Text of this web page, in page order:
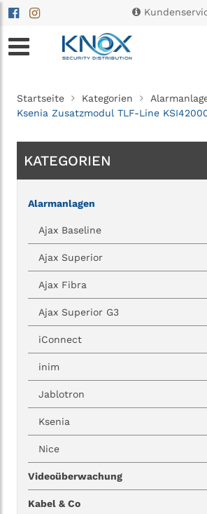
Startseite Kategorien
Ksenia Zusatzmodul TLF-Line
KATEGORIEN
Alarmanlagen
Ajax Baseline
Ajax Superior
Ajax Fibra
Ajax Superior G3
iConnect
inim
Jablotron
Ksenia
Nice
Videoüberwachung
Kabel & Co